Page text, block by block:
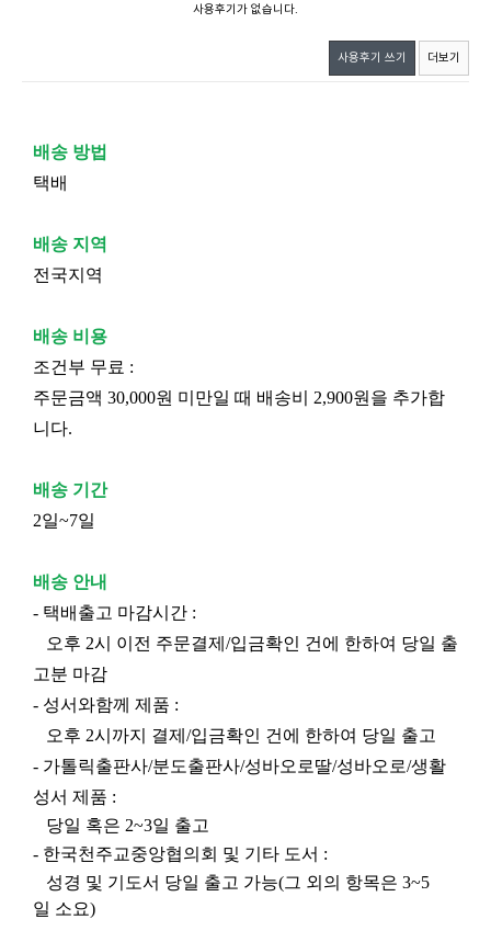
사용후기가 없습니다.
사용후기 쓰기 더보기
배송 방법
택배
배송 지역
전국지역
배송 비용
조건부 무료 :
주문금액 30,000원 미만일 때 배송비 2,900원을 추가합
니다.
배송 기간
2일~7일
배송 안내
- 택배출고 마감시간 :
오후 2시 이전 주문결제/입금확인 건에 한하여 당일 출
고분 마감
- 성서와함께 제품 :
오후 2시까지 결제/입금확인 건에 한하여 당일 출고
- 가톨릭출판사/분도출판사/성바오로딸/성바오로/생활
성서 제품 :
당일 혹은 2~3일 출고
- 한국천주교중앙협의회 및 기타 도서 :
성경 및 기도서 당일 출고 가능(그 외의 항목은 3~5
일 소요)